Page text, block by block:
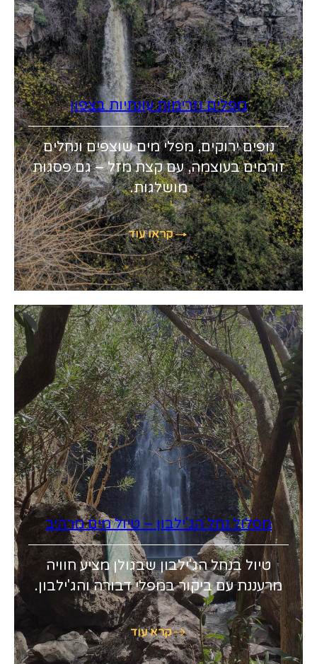
מפלים וזרימות עונתיות בצפון
נופים ירוקים, מפלי מים שוצפים ונחלים
זורמים בעוצמה, עם קצת מזל – גם פסגות
מושלגות.
קראו עוד
מסלול נחל הג'ילבון – טיול מים מרהיב
טיול בנחל הג'ילבון שבגולן מציע חוויה
מרעננת עם ביקור במפלי דבורה והג'ילבון.
קרא עוד